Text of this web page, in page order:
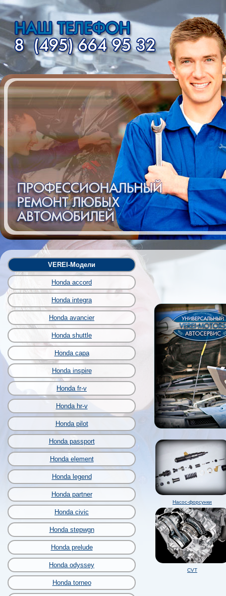
VEREI-Модели
Honda accord
Honda integra
Honda avancier
Honda shuttle
Honda capa
Honda inspire
Honda fr-v
Honda hr-v
Honda pilot
Honda passport
Honda element
Honda legend
Honda partner
Honda civic
Honda stepwgn
Honda prelude
Honda odyssey
Honda torneo
Насос-форсунки
CVT